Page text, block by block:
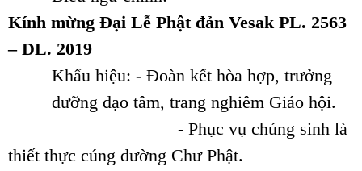
Kính mừng Đại Lễ Phật đản Vesak PL. 2563
– DL. 2019
Khẩu hiệu: - Đoàn kết hòa hợp, trưởng
dưỡng đạo tâm, trang nghiêm Giáo hội.
- Phục vụ chúng sinh là
thiết thực cúng dường Chư Phật.